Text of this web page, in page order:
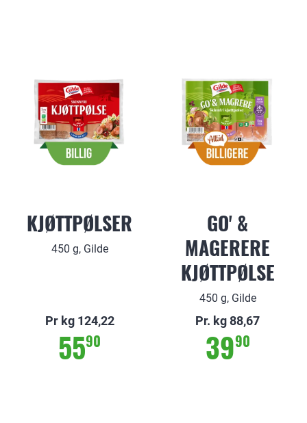
KJØTTPØLSER
450 g, Gilde
Pr kg 124,22
5590
GO' &
MAGERERE
KJØTTPØLSE
450 g, Gilde
Pr. kg 88,67
3990